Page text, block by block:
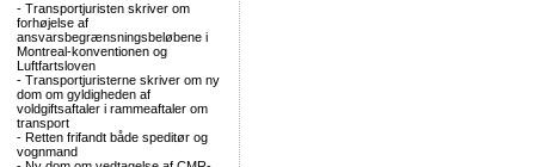
- Transportjuristen skriver om
forhøjelse af
ansvarsbegrænsningsbeløbene i
Montreal-konventionen og
Luftfartsloven
- Transportjuristerne skriver om ny
dom om gyldigheden af
voldgiftsaftaler i rammeaftaler om
transport
- Retten frifandt både speditør og
vognmand